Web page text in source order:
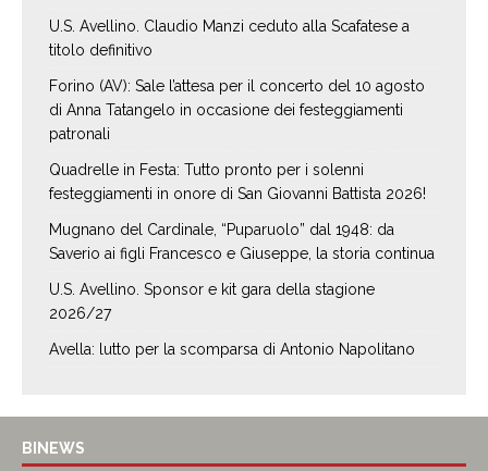
U.S. Avellino. Claudio Manzi ceduto alla Scafatese a
titolo definitivo
Forino (AV): Sale l’attesa per il concerto del 10 agosto
di Anna Tatangelo in occasione dei festeggiamenti
patronali
Quadrelle in Festa: Tutto pronto per i solenni
festeggiamenti in onore di San Giovanni Battista 2026!
Mugnano del Cardinale, “Puparuolo” dal 1948: da
Saverio ai figli Francesco e Giuseppe, la storia continua
U.S. Avellino. Sponsor e kit gara della stagione
2026/27
Avella: lutto per la scomparsa di Antonio Napolitano
BINEWS